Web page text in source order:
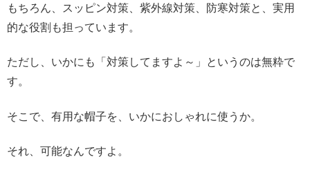
もちろん、スッピン対策、紫外線対策、防寒対策と、実用
的な役割も担っています。
ただし、いかにも「対策してますよ～」というのは無粋で
す。
そこで、有用な帽子を、いかにおしゃれに使うか。
それ、可能なんですよ。